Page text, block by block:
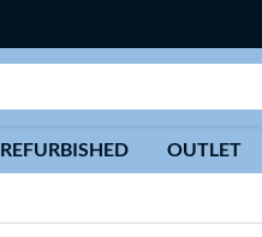
REFURBISHED OUTLET